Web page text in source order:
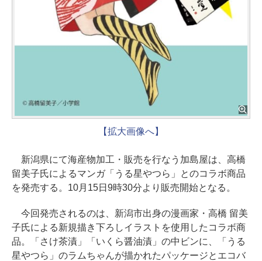
【拡大画像へ】
新潟県にて海産物加工・販売を行なう加島屋は、高橋
留美子氏によるマンガ「うる星やつら」とのコラボ商品
を発売する。10月15日9時30分より販売開始となる。
今回発売されるのは、新潟市出身の漫画家・高橋 留美
子氏による新規描き下ろしイラストを使用したコラボ商
品。「さけ茶漬」「いくら醤油漬」の中ビンに、「うる
星やつら」のラムちゃんが描かれたパッケージとエコバ